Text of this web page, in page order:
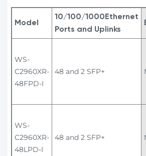
Model
10/100/1000Ethernet
Ports and Uplinks
WS-
C2960XR-
48FPD-I
48 and 2 SFP+
WS-
C2960XR-
48LPD-I
48 and 2 SFP+